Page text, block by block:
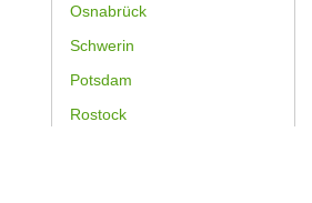
Osnabrück
Schwerin
Potsdam
Rostock